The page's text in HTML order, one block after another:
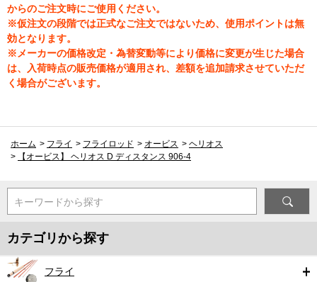
からのご注文時にご使用ください。
※仮注文の段階では正式なご注文ではないため、使用ポイントは無
効となります。
※メーカーの価格改定・為替変動等により価格に変更が生じた場合
は、入荷時点の販売価格が適用され、差額を追加請求させていただ
く場合がございます。
ホーム > フライ > フライロッド > オービス > ヘリオス
>
【オービス】 ヘリオス D ディスタンス 906-4
キーワードから探す
カテゴリから探す
フライ